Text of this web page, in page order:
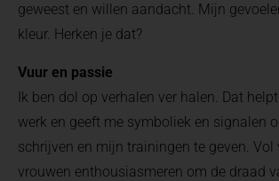
geweest en willen aandacht. Mijn
kleur. Herken je dat?
Vuur en passie
Ik ben dol op verhalen ver halen. Dat
werk en geeft me symboliek en signalen
schrijven en mijn trainingen te geven. Vol
vrouwen enthousiasmeren om de draad